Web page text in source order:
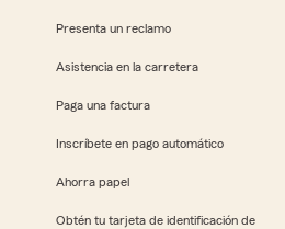
Presenta un reclamo
Asistencia en la carretera
Paga una factura
Inscríbete en pago automático
Ahorra papel
Obtén tu tarjeta de identificación de